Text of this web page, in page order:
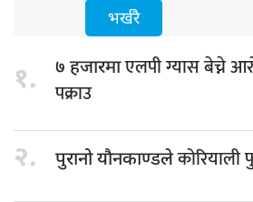
भर्खरै
१. ७ हजारमाएलपी ग्यास बेच्ने
पक्राउ
२. पुरानो यौनकाण्डलेकोरियाली